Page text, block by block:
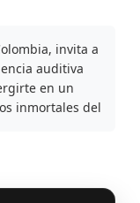
invita a
auditiva
en un
inmortales del